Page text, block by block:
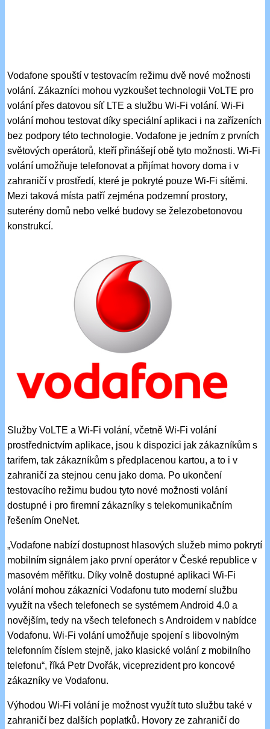
Vodafone spouští v testovacím režimu dvě nové možnosti
volání. Zákazníci mohou vyzkoušet technologii VoLTE pro
volání přes datovou síť LTE a službu Wi-Fi volání. Wi-Fi
volání mohou testovat díky speciální aplikaci i na zařízeních
bez podpory této technologie. Vodafone je jedním z prvních
světových operátorů, kteří přinášejí obě tyto možnosti. Wi-Fi
volání umožňuje telefonovat a přijímat hovory doma i v
zahraničí v prostředí, které je pokryté pouze Wi-Fi sítěmi.
Mezi taková místa patří zejména podzemní prostory,
suterény domů nebo velké budovy se železobetonovou
konstrukcí.
Služby VoLTE a Wi-Fi volání, včetně Wi-Fi volání
prostřednictvím aplikace, jsou k dispozici jak zákazníkům s
tarifem, tak zákazníkům s předplacenou kartou, a to i v
zahraničí za stejnou cenu jako doma. Po ukončení
testovacího režimu budou tyto nové možnosti volání
dostupné i pro firemní zákazníky s telekomunikačním
řešením OneNet.
„Vodafone nabízí dostupnost hlasových služeb mimo pokrytí
mobilním signálem jako první operátor v České republice v
masovém měřítku. Díky volně dostupné aplikaci Wi-Fi
volání mohou zákazníci Vodafonu tuto moderní službu
využít na všech telefonech se systémem Android 4.0 a
novějším, tedy na všech telefonech s Androidem v nabídce
Vodafonu. Wi-Fi volání umožňuje spojení s libovolným
telefonním číslem stejně, jako klasické volání z mobilního
telefonu“, říká Petr Dvořák, viceprezident pro koncové
zákazníky ve Vodafonu.
Výhodou Wi-Fi volání je možnost využít tuto službu také v
zahraničí bez dalších poplatků. Hovory ze zahraničí do